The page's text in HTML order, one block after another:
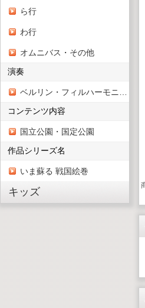
ら行
わ行
オムニバス・その他
演奏
コンテンツ内容
国立公園・国定公園
作品シリーズ名
いま蘇る 戦国絵巻
キッズ